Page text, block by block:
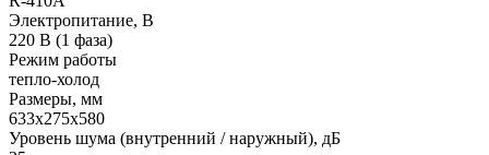
Электропитание, В
220 В (1 фаза)
Режим работы
тепло-холод
Размеры, мм
633х275х580
Уровень шума (внутренний / наружный), дБ